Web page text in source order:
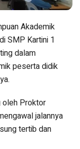
Akademik
SMP Kartini 1
dalam
peserta didik
oleh Proktor
jalannya
tertib dan